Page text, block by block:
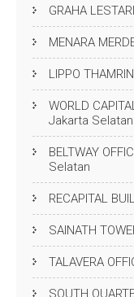
GRAHA
MENARA
LIPPO
WORLD
Jakarta Selatan
BELTWAY
Selatan
RECAPITAL
SAINATH
TALAVERA
SOUTH